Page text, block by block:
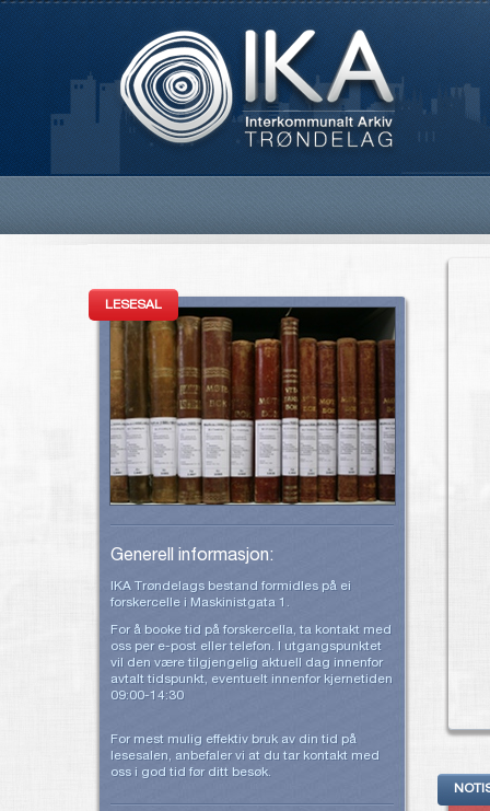
LESESAL
Generell informasjon:
IKA Trøndelags bestand formidles på ei
forskercelle i Maskinistgata 1.
For å booke tid på forskercella, ta kontakt med
oss per e-post eller telefon. I utgangspunktet
vil den være tilgjengelig aktuell dag innenfor
avtalt tidspunkt, eventuelt innenfor kjernetiden
09:00-14:30
For mest mulig effektiv bruk av din tid på
lesesalen, anbefaler vi at du tar kontakt med
oss i god tid før ditt besøk.